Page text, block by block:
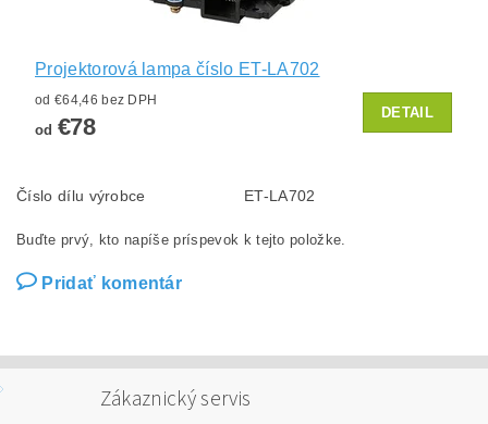
Projektorová lampa číslo ET-LA702
od €64,46 bez DPH
od €78
DETAIL
Číslo dílu výrobce ET-LA702
Buďte prvý, kto napíše príspevok k tejto položke.
Pridať komentár
Zákaznický servis